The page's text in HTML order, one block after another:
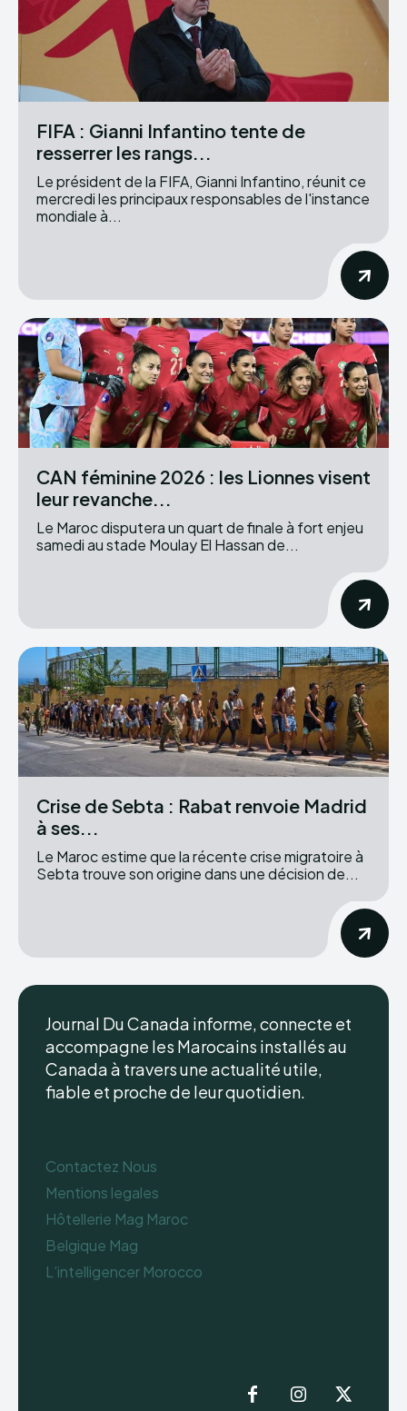
FIFA : Gianni Infantino tente de
resserrer les rangs...
Le président de la FIFA, Gianni Infantino, réunit ce
mercredi les principaux responsables de l'instance
mondiale à...
CAN féminine 2026 : les Lionnes visent
leur revanche...
Le Maroc disputera un quart de finale à fort enjeu
samedi au stade Moulay El Hassan de...
Crise de Sebta : Rabat renvoie Madrid
à ses...
Le Maroc estime que la récente crise migratoire à
Sebta trouve son origine dans une décision de...
Journal Du Canada informe, connecte et
accompagne les Marocains installés au
Canada à travers une actualité utile,
fiable et proche de leur quotidien.
Contactez Nous
Mentions legales
Hôtellerie Mag Maroc
Belgique Mag
L’intelligencer Morocco